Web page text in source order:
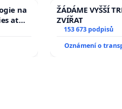
na
at
ŽÁDÁME VYŠŠÍ
ZVÍŘAT
153 673 podpisů
Oznámení o